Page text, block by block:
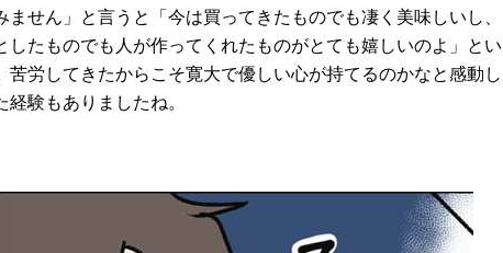
せん」と言うと「今は買ってきたものでも凄く美味しいし、
したものでも⼈が作ってくれたものがとても嬉しいのよ」とい
苦労してきたからこそ寛⼤で優しい⼼が持てるのかなと感動し
験もありましたね。